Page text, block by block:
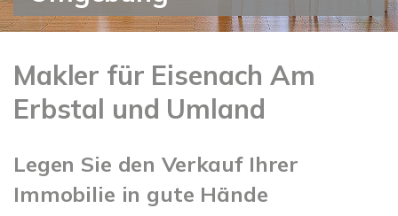
Makler für Eisenach Am
Erbstal und Umland
Legen Sie den Verkauf Ihrer
Immobilie in gute Hände